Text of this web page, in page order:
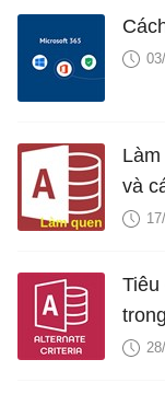
và
Tiêu